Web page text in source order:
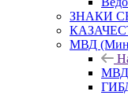
ЗНАКИ
МВД
МВД